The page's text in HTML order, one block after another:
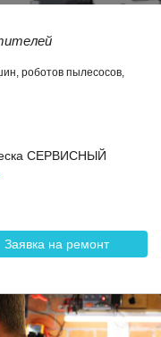
роботов пылесосов,
СЕРВИСНЫЙ
Заявка на ремонт